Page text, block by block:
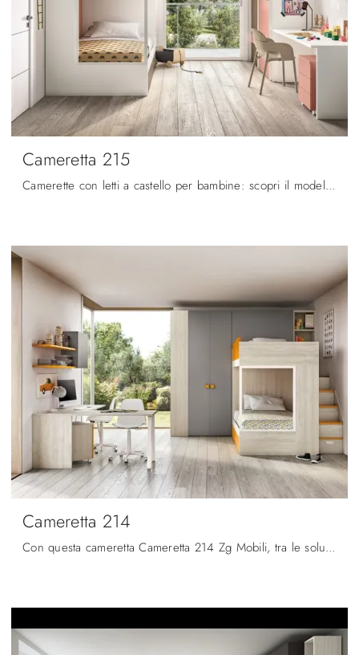
Cameretta 215
Camerette con letti a castello per bambine: scopri il modello in melaminico Cameretta 215 di Zg Mobili per stanzette moderne.
Cameretta 214
Con questa cameretta Cameretta 214 Zg Mobili, tra le soluzioni con letti a castello, potrai allestire stanze moderne per bambine.